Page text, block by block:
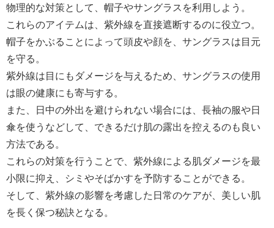
物理的な対策として、帽子やサングラスを利用しよう。
これらのアイテムは、紫外線を直接遮断するのに役立つ。
帽子をかぶることによって頭皮や顔を、サングラスは目元
を守る。
紫外線は目にもダメージを与えるため、サングラスの使用
は眼の健康にも寄与する。
また、日中の外出を避けられない場合には、長袖の服や日
傘を使うなどして、できるだけ肌の露出を控えるのも良い
方法である。
これらの対策を行うことで、紫外線による肌ダメージを最
小限に抑え、シミやそばかすを予防することができる。
そして、紫外線の影響を考慮した日常のケアが、美しい肌
を長く保つ秘訣となる。